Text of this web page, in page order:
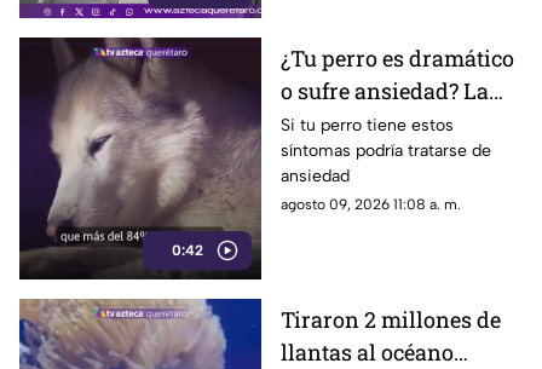
0:42
¿Tu perro es dramático
o sufre ansiedad? La
señal que la mayoría de
los dueños pasa por
alto
Si tu perro tiene estos
síntomas podría tratarse de
ansiedad
agosto 09, 2026 11:08 a. m.
Tiraron 2 millones de
llantas al océano